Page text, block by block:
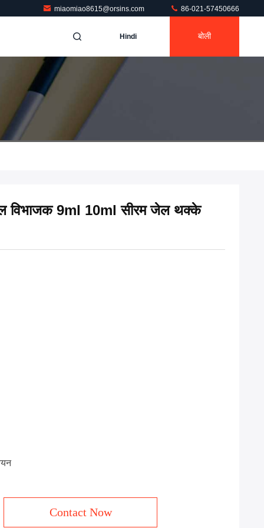
miaomiao8615@orsins.com 86-021-57450666
Hindi बोली
विभाजक 9ml 10ml सीरम जेल थक्के
Contact Now